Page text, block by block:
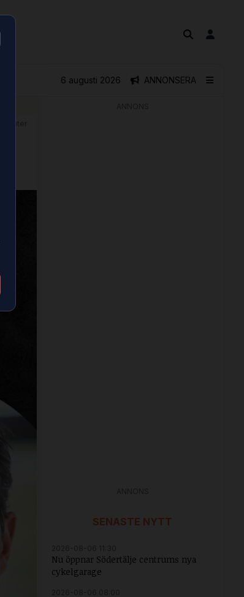
ANNONSERA
6 augusti 2026
SENASTE NYTT
Nu öppnar Södertälje centrums nya
cykelgarage